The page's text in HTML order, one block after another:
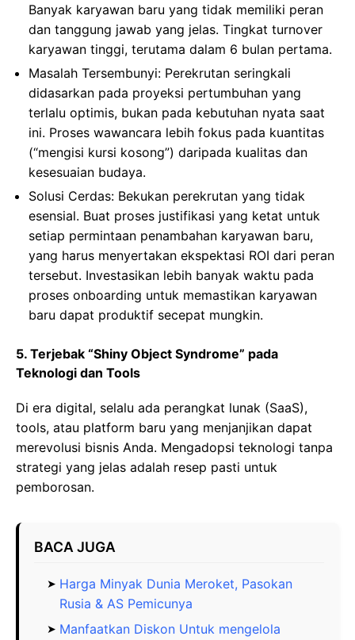
Banyak karyawan baru yang tidak memiliki peran
dan tanggung jawab yang jelas. Tingkat turnover
karyawan tinggi, terutama dalam 6 bulan pertama.
Masalah Tersembunyi: Perekrutan seringkali
didasarkan pada proyeksi pertumbuhan yang
terlalu optimis, bukan pada kebutuhan nyata saat
ini. Proses wawancara lebih fokus pada kuantitas
(“mengisi kursi kosong”) daripada kualitas dan
kesesuaian budaya.
Solusi Cerdas: Bekukan perekrutan yang tidak
esensial. Buat proses justifikasi yang ketat untuk
setiap permintaan penambahan karyawan baru,
yang harus menyertakan ekspektasi ROI dari peran
tersebut. Investasikan lebih banyak waktu pada
proses onboarding untuk memastikan karyawan
baru dapat produktif secepat mungkin.
5. Terjebak “Shiny Object Syndrome” pada
Teknologi dan Tools
Di era digital, selalu ada perangkat lunak (SaaS),
tools, atau platform baru yang menjanjikan dapat
merevolusi bisnis Anda. Mengadopsi teknologi tanpa
strategi yang jelas adalah resep pasti untuk
pemborosan.
BACA JUGA
Harga Minyak Dunia Meroket, Pasokan
Rusia & AS Pemicunya
Manfaatkan Diskon Untuk mengelola